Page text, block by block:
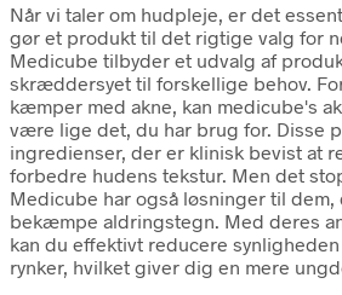
Når vi taler om hudpleje, er det
gør et produkt til det rigtige valg for
Medicube tilbyder et udvalg af
skræddersyet til forskellige behov.
kæmper med akne, kan medicube's
være lige det, du har brug for. Disse
ingredienser, der er klinisk bevist at
forbedre hudens tekstur. Men det
Medicube har også løsninger til dem,
bekæmpe aldringstegn. Med deres
kan du effektivt reducere
rynker, hvilket giver dig en mere